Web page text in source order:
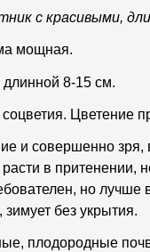
с красивыми,
мощная.
длинной 8-15 см.
Цветение
и совершенно
в притенении,
но
без укрытия.
плодородные